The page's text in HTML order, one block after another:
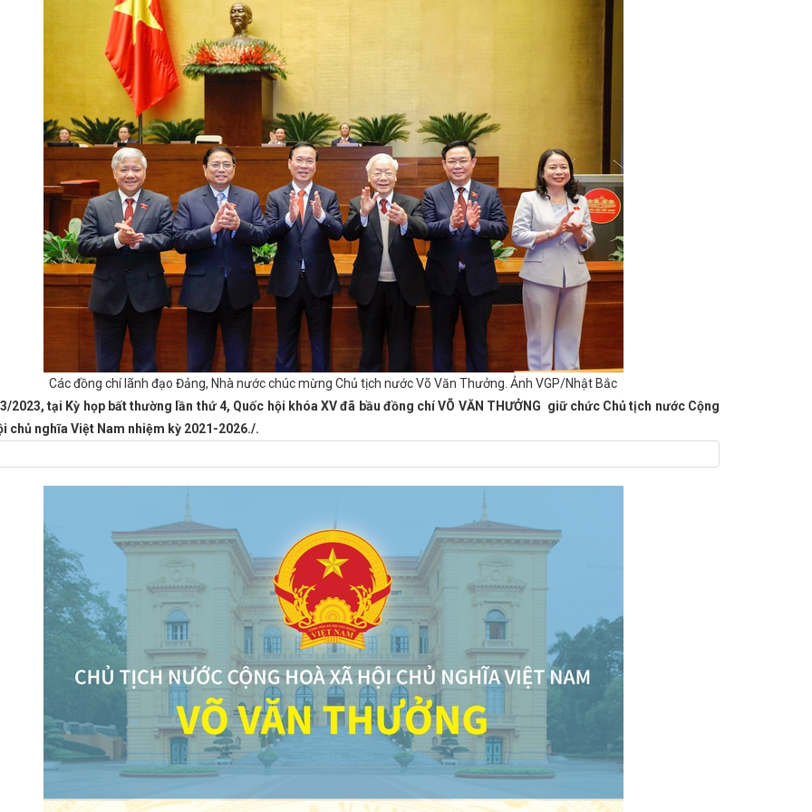
nghị quyết trình Kỳ họp thứ 17, HĐND tỉnh khóa XVIII
vụ Tết Ất Tỵ sôi động, giá cả nhiều mặt hàng thiết yếu ổn định
Trưởng ban Kinh tế Trung ương kiểm tra các
Hà Huy Tập - nhà lý luận xuất sắc của Đảng ta
gia, đề xuất các giải pháp gỡ vướng Quy hoạch điện VIII điều chỉnh
toàn quốc quán triệt, triển khai thực hiện 4 Nghị quyết của Bộ Chính trị
bá tại Lễ hội ẩm thực Món ngon từ biển và Hội chợ OCOP, làng nghề tỉnh Bình Định năm 2024
cho lễ hội cam và sản phẩm nông nghiệp Hà Tĩnh Những chính sách nổi bật có hiệu lực từ tháng 5/2026
tại thị trường trong nước trên địa bàn tỉnh Hà Tĩnh
Chấp thuận chủ trương đầu tư Nhà máy Điện gió Kỳ Anh kinh
Trung Đông Khai mạc Kỳ họp thứ 20, HĐND tỉnh Hà Tĩnh khóa XVIII
Sở Công Thương tổ chức Chào cờ -
Tĩnh: Công tác tham mưu chủ động đi trước một bước Tập trung triển khai đề án tỉnh nông thôn mới
Thương Hà Tĩnh: Sơ kết 6 tháng đầu năm 2024 và gặp mặt cán bộ công đoàn qua các thời kỳ nhân kỷ niệm 95 năm
toàn dân tộc - Nhân tố có ý nghĩa quyết định thắng lợi
Công điện về việc chủ động ứng phó với siêu bão
Thương vùng Bắc Trung Bộ - Nghệ An năm 2023
Sự khác nhau giữa công nghệ thông tin và chuyển đổi số
Bí thư Nguyễn Phú Trọng trong công tác tư tưởng của Đảng
Hà Tĩnh đẩy mạnh phân bổ, giải ngân vốn đầu tư
tri ân các anh hùng liệt sĩ tại Ngã ba Đồng Lộc
Hà Tĩnh phát động phong trào thi đua thúc đẩy đổi mới sáng tạo,
Nguyễn Phú Trọng
CĐN Công Thương: Thành lập CĐCS Công ty cổ phần Du lịch và Thương mại Đại Bàng
hoạt động của người tham gia Công ty TNHH Siberian Health Quốc tế
HÀ TĨNH TỔ CHỨC BÌNH CHỌN SẢN PHẨM
công công nghệ phun khí hydro vào động cơ diesel
Chủ tịch UBND tỉnh yêu cầu tập trung cao độ thực hiện các
tốt đẹp
Các ngày cận kề Tết Nguyên đán Quý Mão: Thị trường hàng hóa khá sôi động, giá cả mặt hàng thiết
kịp thời: Hiệu quả bước đầu của i-Hà Tĩnh
Hà Tĩnh dẫn đầu phong trào thi đua năm 2025 tại Hội nghị tổng kết
thảm đỏ thu hút dự án chất lượng cao, thúc đẩy tăng trưởng xanh.
Thành phố Hồ Chí Minh thị trường tiềm năng,
niệm 120 năm Ngày sinh Tổng Bí thư Hà Huy Tập
Hà Tĩnh thúc đẩy xây dựng chính quyền số, hướng tới đô thị
viên, người lao động
Hà Tĩnh tập trung triển khai chủ trương sắp xếp tổ chức bộ máy
Số hóa phản ánh hiện
tại Nhà máy Nhiệt điện Vũng Áng 1
Bộ Công Thương tổ chức Hội nghị tổng kết 10 năm thi hành Nghị định số
năm 2030 trên địa bàn tỉnh Hà Tĩnh
Thông báo Về việc tiếp nhận, thời gian lập hồ sơ thành lập Cụm công nghiệp
"Nghệ nhân ưu tú" trong lĩnh vực nghề thủ công mỹ nghệ lần thứ 6
ban hành quy định về luân chuyển cán bộ thuộc diện Ban Thường vụ Tỉnh ủy quản lý
Mời tham gia Khu gian
cường phối hợp giữa Đội Quản lý thị trường số 2 và UBND phường Nam Hồng Lĩnh trong công tác Quản lý thị
thực phẩm không rõ nguồn gốc, buộc tiêu hủy 116 kg hàng hóa vi phạm
Đội Quản lý thị trường số 1 tăng
Quy định về những điều đảng viên không được làm
Tĩnh triển khai cao điểm chống buôn lậu, gian lận thương mại dịp trước, trong và sau Tết Nguyên đán Bính Ngọ năm
doanh mua bán hàng hóa cho bà con vùng biên giới
V/v mời tham gia Hội chợ triển lãm nông nghiệp quốc tế
mỡ bẩn
Hà Tĩnh: Phát hiện, tiêu hủy 300kg chà bông không rõ nguồn gốc xuất xứ
Hội nghị ngành Công
chất
Nghị định quy định chi tiết và biện pháp để tổ chức, hướng dẫn thi hành một số điều của Luật Hóa chất về
Luật Hóa chất và Nghị định số 26/2026/NĐ-CP của Chính phủ quy định chi tiết và hướng dẫn thi hành một số điều
một số điều của Luật Hóa chất về quản lý hoạt động hóa chất và hóa chất nguy hiểm trong sản phẩm, hàng hóa
để tổ chức, hướng dẫn thi hành một số điều của Luật Hóa chất về phát triển ngành công nghiệp hóa chất và an
dựng nhiều điểm bán hàng Việt Nam cố định tại các địa phương Hà Tĩnh
Chi cục Quản lý thị trường tỉnh Hà Tĩnh
gỡ bỏ tất cả các biện pháp xét nghiệm axit nucleic tại các cửa khẩu đối với hàng hóa nhập khẩu
Thông báo: Triển
hơn 2,6 tấn nội tạng động vật không rõ nguồn gốc
Phê duyệt Chỉ tiêu và Kế hoạch tuyển dụng công chức năm
địa bàn tỉnh Hà Tĩnh.
Chính phủ chỉ đạo tiếp tục tháo gỡ vướng mắc pháp lý về an toàn thực phẩm
95 năm Ngày thành lập Đoàn Thanh niên Cộng sản Hồ Chí Minh
Danh sách doanh nghiệp Hà Tĩnh tiêu biểu
cách thủ tục hành chính, siết chặt kỷ luật kỷ cương
Chi bộ Chi cục Quản lý thị trường tỉnh Hà Tĩnh tổ chức sinh
liệt thực hiện nhiệm vụ sau kỳ nghỉ Tết Nguyên đán Quý Mão năm 2023
Tham gia khảo sát thông tin phục vụ xây
xã, phường trên địa bàn
Chi cục QLTT tăng cường kiểm tra, kiểm soát hoạt động thương mại phục vụ du lịch
VÀ LOGISTICS TRÊN ĐỊA BÀN TỈNH GIAI ĐOẠN 2026-2030
Hà Tĩnh kiện toàn Tổ công tác liên ngành chống buôn
Các đồng chí lãnh đạo Đảng, Nhà nước chúc mừng Chủ tịch nước Võ Văn Thưởng. Ảnh VGP/Nhật Bắc
2023, tại Kỳ họp bất thường lần thứ 4, Quốc hội khóa XV đã bầu đồng chí VÕ VĂN THƯỞNG giữ chức Chủ tịch nước Cộng
chủ nghĩa Việt Nam nhiệm kỳ 2021-2026./.